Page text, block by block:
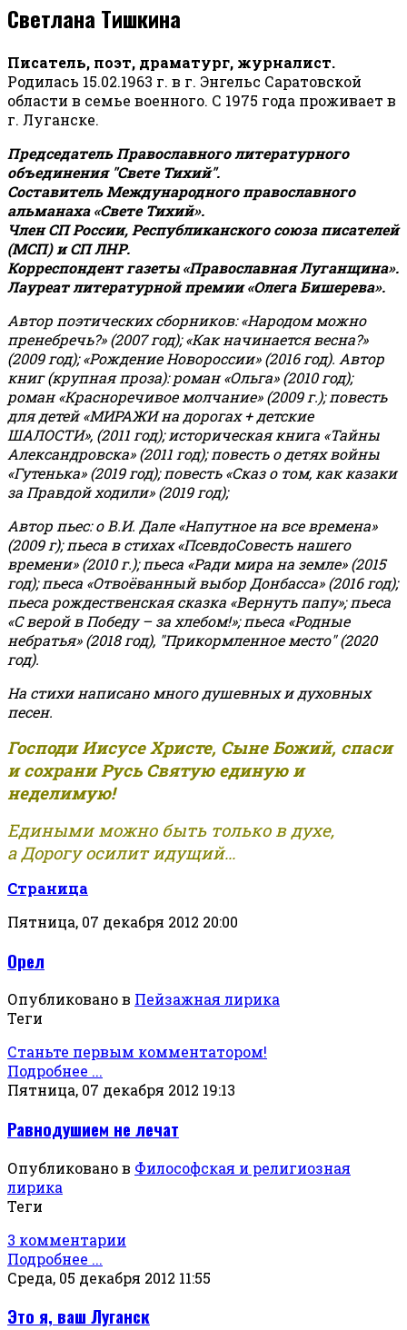
Светлана Тишкина
Писатель, поэт, драматург, журналист.
Родилась 15.02.1963 г. в г. Энгельс Саратовской
области в семье военного. С 1975 года проживает в
г. Луганске.
Председатель Православного литературного
объединения "Свете Тихий".
Составитель Международного православного
альманаха «Свете Тихий».
Член СП России, Республиканского союза писателей
(МСП) и СП ЛНР.
Корреспондент газеты «Православная Луганщина».
Лауреат литературной премии «Олега Бишерева».
Автор поэтических сборников: «Народом можно
пренебречь?» (2007 год); «Как начинается весна?»
(2009 год); «Рождение Новороссии» (2016 год). Автор
книг (крупная проза): роман «Ольга» (2010 год);
роман «Красноречивое молчание» (2009 г.); повесть
для детей «МИРАЖИ на дорогах + детские
ШАЛОСТИ», (2011 год); историческая книга «Тайны
Александровска» (2011 год); повесть о детях войны
«Гутенька» (2019 год); повесть «Сказ о том, как казаки
за Правдой ходили» (2019 год);
Автор пьес: о В.И. Дале «Напутное на все времена»
(2009 г); пьеса в стихах «ПсевдоСовесть нашего
времени» (2010 г.); пьеса «Ради мира на земле» (2015
год); пьеса «Отвоёванный выбор Донбасса» (2016 год);
пьеса рождественская сказка «Вернуть папу»; пьеса
«С верой в Победу – за хлебом!»;пьеса «Родные
небратья» (2018 год), "Прикормленное место" (2020
год).
На стихи написано много душевных и духовных
песен.
Господи Иисусе Христе, Сыне Божий, спаси
и сохрани Русь Святую единую и
неделимую!
Едиными можно быть только в духе,
а Дорогу осилит идущий...
Страница
Пятница, 07 декабря 2012 20:00
Орел
Опубликовано в Пейзажная лирика
Теги
Станьте первым комментатором!
Подробнее ...
Пятница, 07 декабря 2012 19:13
Равнодушием не лечат
Опубликовано в Философская и религиозная
лирика
Теги
3 комментарии
Подробнее ...
Среда, 05 декабря 2012 11:55
Это я, ваш Луганск